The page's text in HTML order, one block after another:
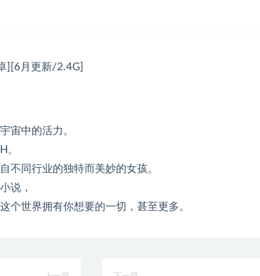
][6月更新/2.4G]
宙中的活力。
。
不同行业的独特而美妙的女孩。
说，
个世界拥有你想要的一切，甚至更多。